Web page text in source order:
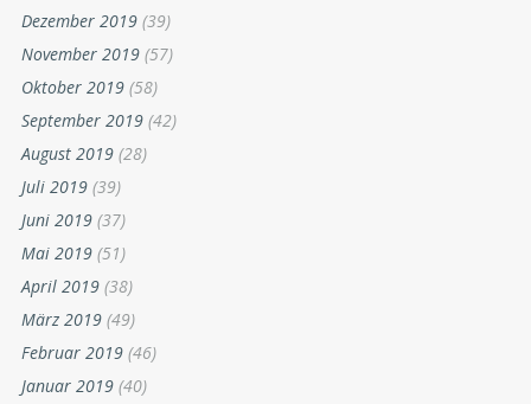
Dezember 2019 (39)
November 2019 (57)
Oktober 2019 (58)
September 2019 (42)
August 2019 (28)
Juli 2019 (39)
Juni 2019 (37)
Mai 2019 (51)
April 2019 (38)
März 2019 (49)
Februar 2019 (46)
Januar 2019 (40)